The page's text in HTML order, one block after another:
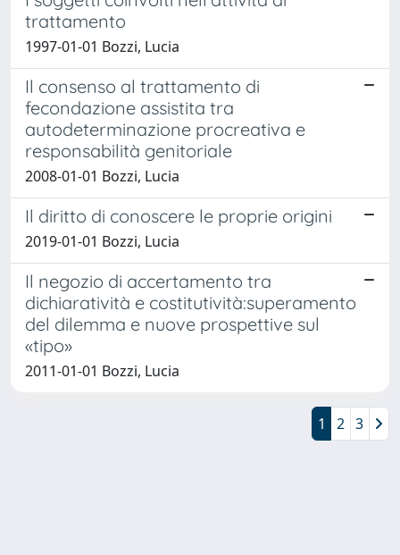
trattamento
1997-01-01 Bozzi, Lucia
Il consenso al trattamento di
fecondazione assistita tra
autodeterminazione procreativa e
responsabilità genitoriale
2008-01-01 Bozzi, Lucia
Il diritto di conoscere le proprie origini
2019-01-01 Bozzi, Lucia
Il negozio di accertamento tra
dichiaratività e costitutività:superamento
del dilemma e nuove prospettive sul
«tipo»
2011-01-01 Bozzi, Lucia
1 2 3